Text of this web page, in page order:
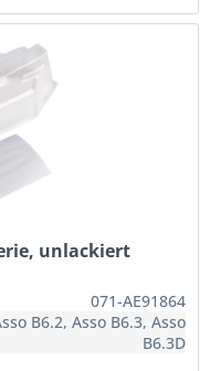
unlackiert
071-AE91864
B6.2, Asso B6.3, Asso
B6.3D